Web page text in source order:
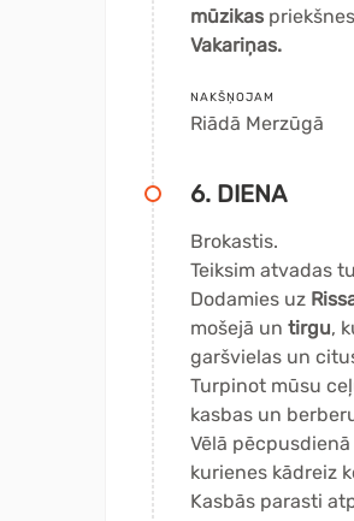
mūzikas
Vakariņas.
NAKŠŅOJAM
Riādā Merzūgā
6. DIENA
Brokastis.
Teiksim atvadas
Dodamies uz
mošejā un tirgu,
garšvielas un
Turpinot mūsu
kasbas un
Vēlā
kurienes kādreiz
Kasbās parasti